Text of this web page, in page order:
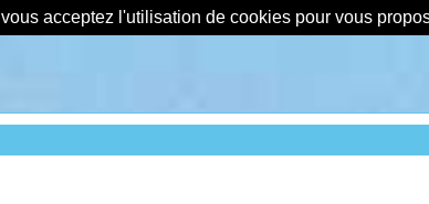
acceptez l'utilisation de cookies pour vous